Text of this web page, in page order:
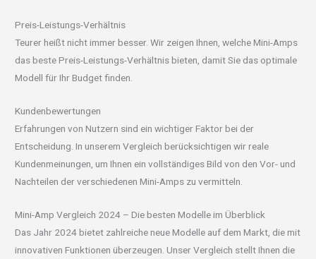
Preis-Leistungs-Verhältnis
Teurer heißt nicht immer besser. Wir zeigen Ihnen, welche Mini-Amps
das beste Preis-Leistungs-Verhältnis bieten, damit Sie das optimale
Modell für Ihr Budget finden.
Kundenbewertungen
Erfahrungen von Nutzern sind ein wichtiger Faktor bei der
Entscheidung. In unserem Vergleich berücksichtigen wir reale
Kundenmeinungen, um Ihnen ein vollständiges Bild von den Vor- und
Nachteilen der verschiedenen Mini-Amps zu vermitteln.
Mini-Amp Vergleich 2024 – Die besten Modelle im Überblick
Das Jahr 2024 bietet zahlreiche neue Modelle auf dem Markt, die mit
innovativen Funktionen überzeugen. Unser Vergleich stellt Ihnen die